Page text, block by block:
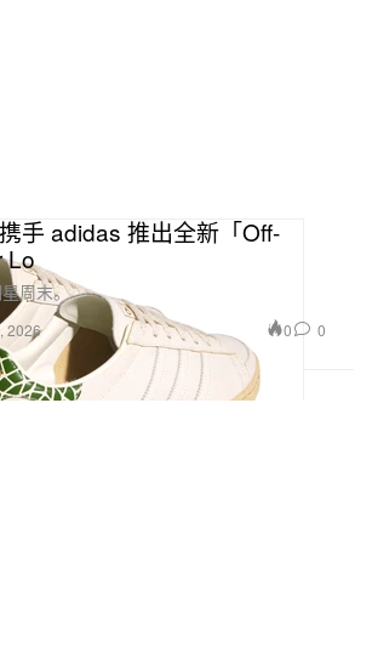
手 adidas 推出全新「Off-
Lo
周末。
2026 0 0